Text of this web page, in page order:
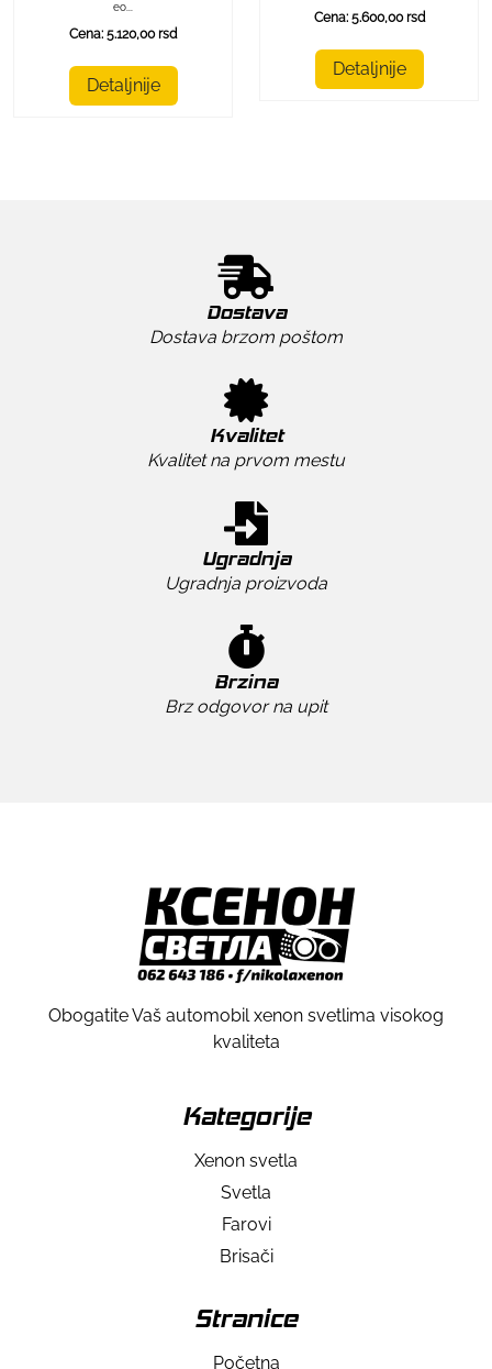
eo...
Cena: 5.120,00 rsd
Detaljnije
Cena: 5.600,00 rsd
Detaljnije
Dostava
Dostava brzom poštom
Kvalitet
Kvalitet na prvom mestu
Ugradnja
Ugradnja proizvoda
Brzina
Brz odgovor na upit
Obogatite Vaš automobil xenon svetlima visokog
kvaliteta
Kategorije
Xenon svetla
Svetla
Farovi
Brisači
Stranice
Početna